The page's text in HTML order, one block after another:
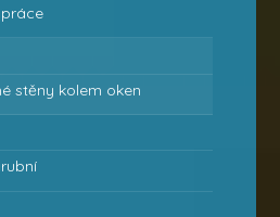
stěny kolem oken